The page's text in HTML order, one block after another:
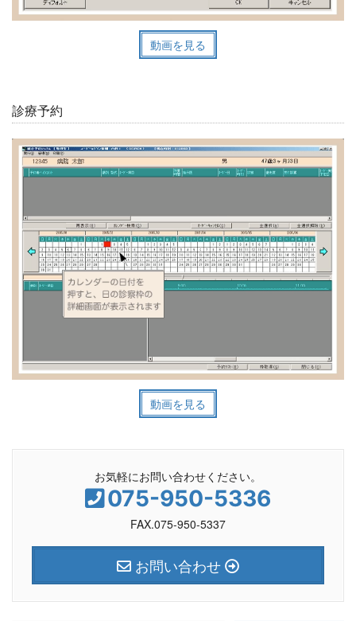
動画を見る
診療予約
動画を見る
お気軽にお問い合わせください。
075-950-5336
FAX.075-950-5337
お問い合わせ